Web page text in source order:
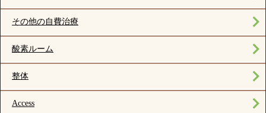
その他の自費治療
酸素ルーム
整体
Access